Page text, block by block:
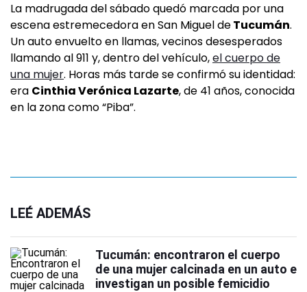
La madrugada del sábado quedó marcada por una
escena estremecedora en San Miguel deTucumán.
Un auto envuelto en llamas, vecinos desesperados
llamando al 911 y, dentro del vehículo,el cuerpo de
una mujer. Horas más tarde se confirmó su identidad:
era Cinthia Verónica Lazarte, de 41 años, conocida
en la zona como “Piba”.
LEÉ ADEMÁS
Tucumán: encontraron el cuerpo
de una mujer calcinada en un auto e
investigan un posible femicidio